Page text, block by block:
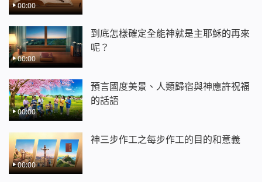
00:00
00:00
到底怎樣確定全能神就是主耶穌的再來
呢？
00:00
預言國度美景、人類歸宿與神應許祝福
的話語
00:00
神三步作工之每步作工的目的和意義